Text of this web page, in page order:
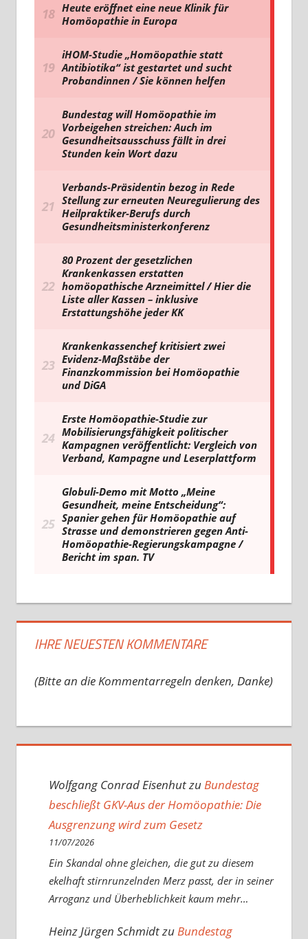
IHRE NEUESTEN KOMMENTARE
(Bitte an die Kommentarregeln denken, Danke)
Wolfgang Conrad EisenhutzuBundestag
beschließt GKV-Aus der Homöopathie: Die
Ausgrenzung wird zum Gesetz
11/07/2026
Ein Skandal ohne gleichen, die gut zu diesem
ekelhaft stirnrunzelnden Merz passt, der in seiner
Arroganz und Überheblichkeit kaum mehr…
Heinz Jürgen SchmidtzuBundestag